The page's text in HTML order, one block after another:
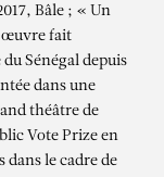
de
2022
Bâle ; « Un
œuvre fait
Sénégal depuis
dans une
théâtre de
Vote Prize en
dans le cadre de